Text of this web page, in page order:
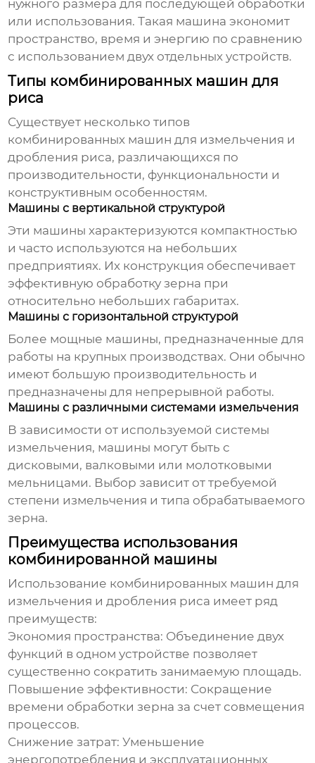
нужного размера для последующей обработки
или использования. Такая машина экономит
пространство, время и энергию по сравнению
с использованием двух отдельных устройств.
Типы комбинированных машин для
риса
Существует несколько типов
комбинированных машин для измельчения и
дробления риса, различающихся по
производительности, функциональности и
конструктивным особенностям.
Машины с вертикальной структурой
Эти машины характеризуются компактностью
и часто используются на небольших
предприятиях. Их конструкция обеспечивает
эффективную обработку зерна при
относительно небольших габаритах.
Машины с горизонтальной структурой
Более мощные машины, предназначенные для
работы на крупных производствах. Они обычно
имеют большую производительность и
предназначены для непрерывной работы.
Машины с различными системами измельчения
В зависимости от используемой системы
измельчения, машины могут быть с
дисковыми, валковыми или молотковыми
мельницами. Выбор зависит от требуемой
степени измельчения и типа обрабатываемого
зерна.
Преимущества использования
комбинированной машины
Использование комбинированных машин для
измельчения и дробления риса имеет ряд
преимуществ:
Экономия пространства: Объединение двух
функций в одном устройстве позволяет
существенно сократить занимаемую площадь.
Повышение эффективности: Сокращение
времени обработки зерна за счет совмещения
процессов.
Снижение затрат: Уменьшение
энергопотребления и эксплуатационных